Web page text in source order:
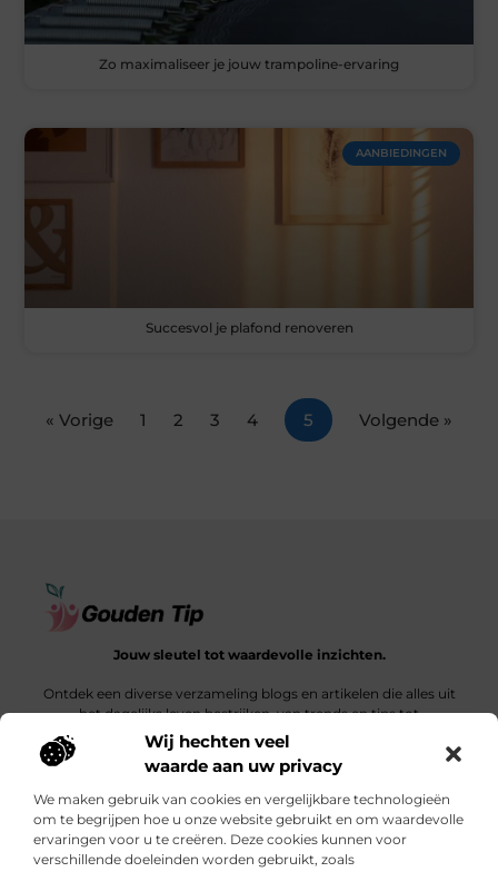
Wij hechten veel
waarde aan uw privacy
We maken gebruik van cookies en vergelijkbare technologieën
om te begrijpen hoe u onze website gebruikt en om waardevolle
ervaringen voor u te creëren. Deze cookies kunnen voor
verschillende doeleinden worden gebruikt, zoals
Zo maximaliseer je jouw trampoline-ervaring
AANBIEDINGEN
Succesvol je plafond renoveren
« Vorige 1 2 3 4 5 Volgende »
Jouw sleutel tot waardevolle inzichten.
Ontdek een diverse verzameling blogs en artikelen die alles uit
het dagelijks leven bestrijken, van trends en tips tot
diepgaande verhalen.
Bericht categorie